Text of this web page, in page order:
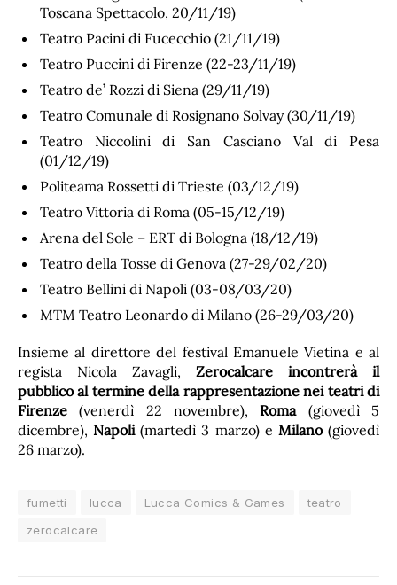
Toscana Spettacolo, 20/11/19)
Teatro Pacini di Fucecchio (21/11/19)
Teatro Puccini di Firenze (22-23/11/19)
Teatro de’ Rozzi di Siena (29/11/19)
Teatro Comunale di Rosignano Solvay (30/11/19)
Teatro Niccolini di San Casciano Val di Pesa
(01/12/19)
Politeama Rossetti di Trieste (03/12/19)
Teatro Vittoria di Roma (05-15/12/19)
Arena del Sole – ERT di Bologna (18/12/19)
Teatro della Tosse di Genova (27-29/02/20)
Teatro Bellini di Napoli (03-08/03/20)
MTM Teatro Leonardo di Milano (26-29/03/20)
Insieme al direttore del festival Emanuele Vietina e al
regista Nicola Zavagli, Zerocalcare incontrerà il
pubblico al termine della rappresentazione nei teatri di
Firenze (venerdì 22 novembre),Roma(giovedì 5
dicembre),Napoli(martedì 3 marzo) e Milano(giovedì
26 marzo).
fumetti lucca Lucca Comics & Games
teatro
zerocalcare